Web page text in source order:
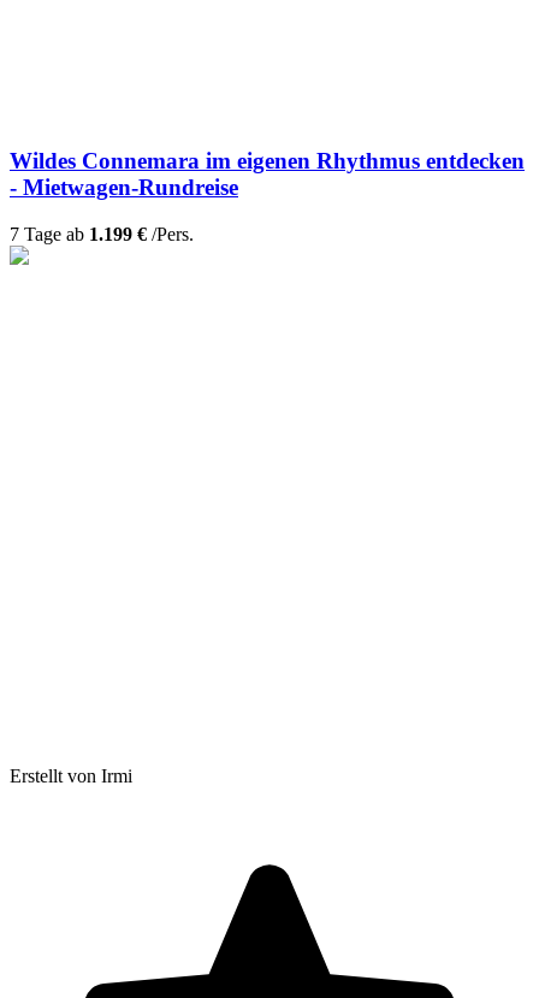
Wildes Connemara im eigenen Rhythmus entdecken
- Mietwagen-Rundreise
7 Tage ab 1.199 € /Pers.
Erstellt von Irmi